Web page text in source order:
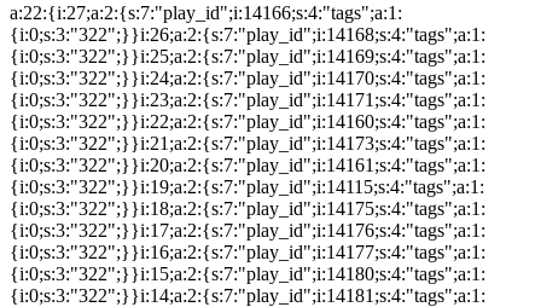
a:22:{i:27;a:2:{s:7:"play_id";i:14166;s:4:"tags";a:1:
{i:0;s:3:"322";}}i:26;a:2:{s:7:"play_id";i:14168;s:4:"tags";a:1:
{i:0;s:3:"322";}}i:25;a:2:{s:7:"play_id";i:14169;s:4:"tags";a:1:
{i:0;s:3:"322";}}i:24;a:2:{s:7:"play_id";i:14170;s:4:"tags";a:1:
{i:0;s:3:"322";}}i:23;a:2:{s:7:"play_id";i:14171;s:4:"tags";a:1:
{i:0;s:3:"322";}}i:22;a:2:{s:7:"play_id";i:14160;s:4:"tags";a:1:
{i:0;s:3:"322";}}i:21;a:2:{s:7:"play_id";i:14173;s:4:"tags";a:1:
{i:0;s:3:"322";}}i:20;a:2:{s:7:"play_id";i:14161;s:4:"tags";a:1:
{i:0;s:3:"322";}}i:19;a:2:{s:7:"play_id";i:14115;s:4:"tags";a:1:
{i:0;s:3:"322";}}i:18;a:2:{s:7:"play_id";i:14175;s:4:"tags";a:1:
{i:0;s:3:"322";}}i:17;a:2:{s:7:"play_id";i:14176;s:4:"tags";a:1:
{i:0;s:3:"322";}}i:16;a:2:{s:7:"play_id";i:14177;s:4:"tags";a:1:
{i:0;s:3:"322";}}i:15;a:2:{s:7:"play_id";i:14180;s:4:"tags";a:1:
{i:0;s:3:"322";}}i:14;a:2:{s:7:"play_id";i:14181;s:4:"tags";a:1: